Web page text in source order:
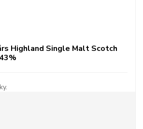
Highland Single Malt Scotch